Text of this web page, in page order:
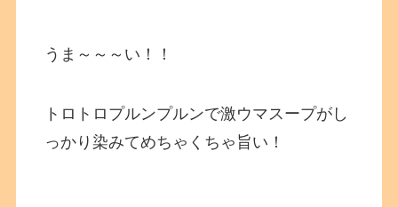
うま～～～い！！
トロトロプルンプルンで激ウマスープがし
っかり染みてめちゃくちゃ旨い！